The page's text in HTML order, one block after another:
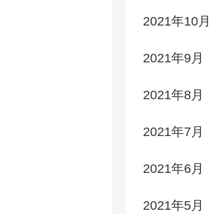
2021年10月
2021年9月
2021年8月
2021年7月
2021年6月
2021年5月